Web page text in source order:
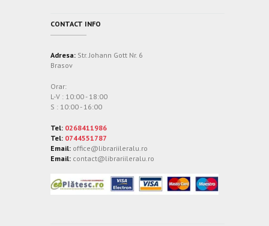
CONTACT INFO
Adresa: Str. Johann Gott Nr. 6
Brasov
Orar:
L-V : 10:00 - 18:00
S : 10:00 - 16:00
Tel: 0268411986
Tel: 0744551787
Email: office@librariileralu.ro
Email: contact@librariileralu.ro